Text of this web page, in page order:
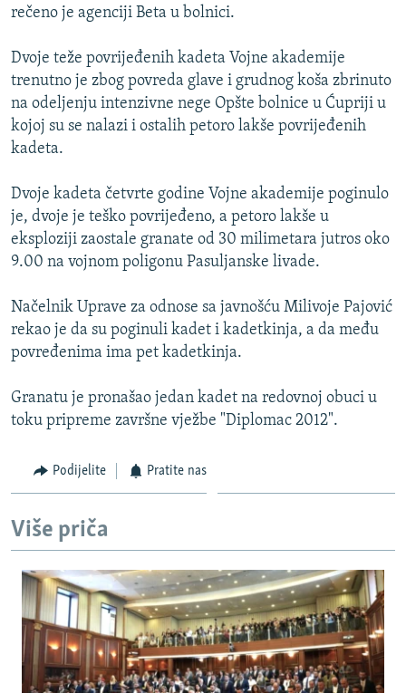
RSE PRIČE IZ SVIJETA
ISPRIČAJ MI
DNEVNO@RSE
SPECIJALI RSE
VIŠE OD NASLOVA
POPLAVE I KLIZIŠTA U BIH 2024.
TV LIBERTY
POST SCRIPTUM
MOJA EVROPA
TRI DECENIJE OD RATA U BIH
NASTANAK I RASPAD JUGOSLAVIJE
Sve RFE/RL stranice
rečeno je agenciji Beta u bolnici.
Dvoje teže povrijeđenih kadeta Vojne akademije
trenutno je zbog povreda glave i grudnog koša zbrinuto
na odeljenju intenzivne nege Opšte bolnice u Ćupriji u
kojoj su se nalazi i ostalih petoro lakše povrijeđenih
kadeta.
Dvoje kadeta četvrte godine Vojne akademije poginulo
je, dvoje je teško povrijeđeno, a petoro lakše u
eksploziji zaostale granate od 30 milimetara jutros oko
9.00 na vojnom poligonu Pasuljanske livade.
Načelnik Uprave za odnose sa javnošću Milivoje Pajović
rekao je da su poginuli kadet i kadetkinja, a da među
povređenima ima pet kadetkinja.
Granatu je pronašao jedan kadet na redovnoj obuci u
toku pripreme završne vježbe "Diplomac 2012".
Podijelite Pratite nas
Više priča